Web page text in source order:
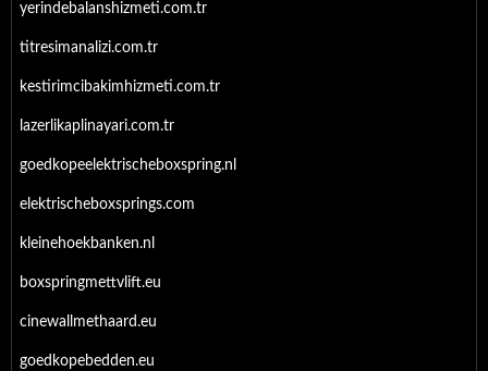
yerindebalanshizmeti.com.tr
titresimanalizi.com.tr
kestirimcibakimhizmeti.com.tr
lazerlikaplinayari.com.tr
goedkopeelektrischeboxspring.nl
elektrischeboxsprings.com
kleinehoekbanken.nl
boxspringmettvlift.eu
cinewallmethaard.eu
goedkopebedden.eu